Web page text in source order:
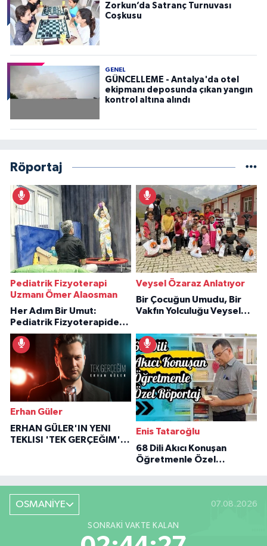
Zorkun’da Satranç Turnuvası
Coşkusu
GENEL
GÜNCELLEME - Antalya'da otel
ekipmanı deposunda çıkan yangın
kontrol altına alındı
Röportaj
Pediatrik Fizyoterapi
Uzmanı Ömer Alaosman
Her Adım Bir Umut:
Pediatrik Fizyoterapiden
İlham Veren Hikâyeler
Veysel Özaraz Anlatıyor
Bir Çocuğun Umudu, Bir
Vakfın Yolculuğu Veysel
Erhan Güler
ERHAN GÜLER'IN YENI
TEKLISI 'TEK GERÇEĞIM'LE
Enis Tataroğlu
68 Dili Akıcı Konuşan
Öğretmenle Özel
OSMANİYE 07.08.2026
SONRAKI VAKTE KALAN